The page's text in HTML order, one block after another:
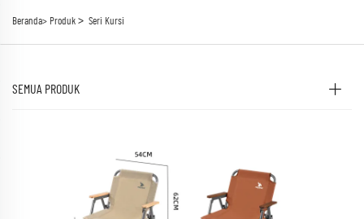
Beranda> Produk > Seri Kursi
SEMUA PRODUK